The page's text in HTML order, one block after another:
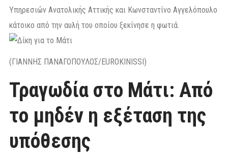
Υπηρεσιών Ανατολικής Αττικής και Κωνσταντίνο Αγγελόπουλο
κάτοικο από την αυλή του οποίου ξεκίνησε η φωτιά.
(ΓΙΑΝΝΗΣ ΠΑΝΑΓΟΠΟΥΛΟΣ/EUROKINISSI)
Τραγωδία στο Μάτι: Από
το μηδέν η εξέταση της
υπόθεσης